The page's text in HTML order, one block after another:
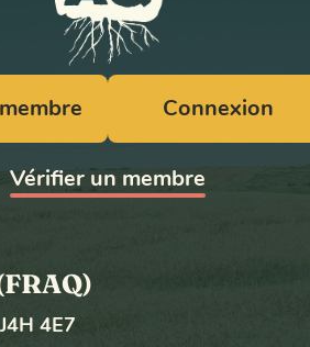
Connexion
Vérifier un membre
4E7